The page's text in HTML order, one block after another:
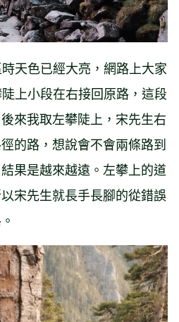
天色已經大亮，網路上大家
上小段在右接回原路，這段
來我取左攀陡上，宋先生右
的路，想說會不會兩條路到
果是越來越遠。左攀上的道
宋先生就長手長腳的從錯誤